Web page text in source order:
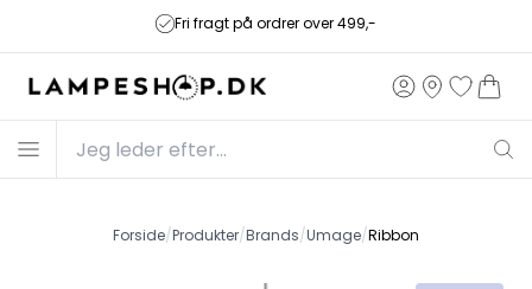
Fri fragt på ordrer over 499,-
Forside/Produkter/Brands/Umage/Ribbon